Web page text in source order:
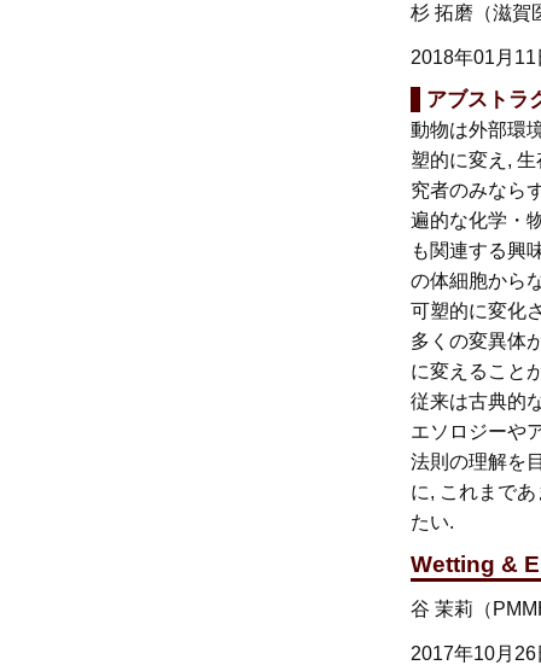
杉 拓磨（滋賀
2018年01月
アブストラ
動物は外部環
塑的に変え,
究者のみなら
遍的な化学・
も関連する興
の体細胞から
可塑的に変化
多くの変異体
に変えること
従来は古典的
エソロジーや
法則の理解を
に, これまで
たい.
Wetting &
谷 茉莉（
2017年10月